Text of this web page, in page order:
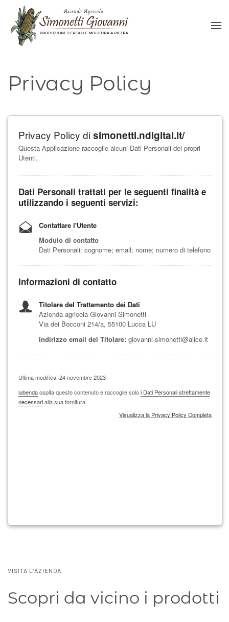
Skip to main content
Privacy Policy
VISITA L'AZIENDA
Scopri da vicino i prodotti